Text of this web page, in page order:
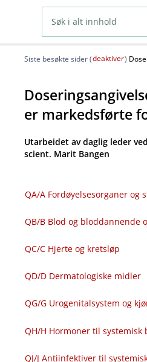
Siste besøkte sider (deaktiver)
er markedsførte
Utarbeidet av daglig leder
scient. Marit Bangen
QA​/​A Fordøyelsesorganer og
QB​/​B Blod og bloddannende
QC​/​C Hjerte og kretsløp
QD​/​D Dermatologiske midler
QG​/​G Urogenitalsystem og
QH​/​H Hormoner til
QJ​/​J Antiinfektiver til